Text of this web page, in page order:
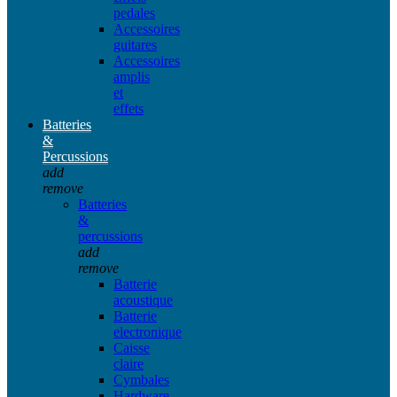
pedales
Accessoires
guitares
Accessoires
amplis
et
effets
Batteries
&
Percussions
add
remove
Batteries
&
percussions
add
remove
Batterie
acoustique
Batterie
electronique
Caisse
claire
Cymbales